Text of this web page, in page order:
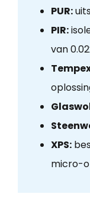
PUR:
PIR:
van
XPS:
micro-